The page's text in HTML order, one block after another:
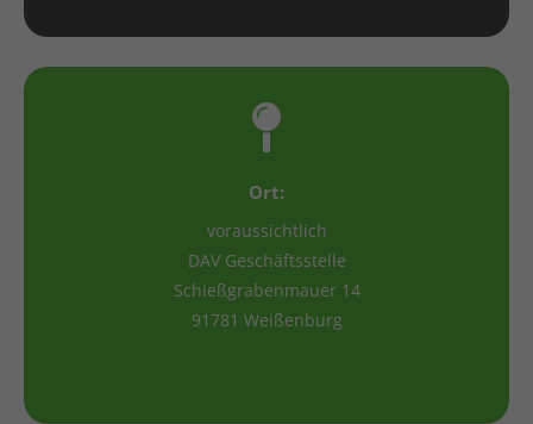
Ort:
voraussichtlich
DAV Geschäftsstelle
Schießgrabenmauer 14
91781 Weißenburg